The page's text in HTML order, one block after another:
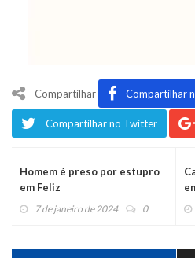
Compartilhar Compartilhar
Compartilhar no Twitter
Homem é preso por estupro
em Feliz
7 de janeiro de 2024 0